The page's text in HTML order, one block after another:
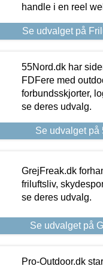
handle i en reel
Se udvalget på
55Nord.dk har
FDFere med
forbundsskjorter,
se deres udvalg.
Se udvalget på
GrejFreak.dk
friluftsliv,
se deres udvalg.
Se udvalget på
Pro-Outdoor.dk